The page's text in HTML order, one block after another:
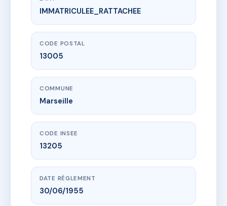
www.vme.plus/AC6723860
77 RUE TERRUSSE
77 Rue terrusse
IMMATRICULEE_RATTACHEE
CODE POSTAL
13005
COMMUNE
Marseille
CODE INSEE
13205
DATE RÈGLEMENT
30/06/1955